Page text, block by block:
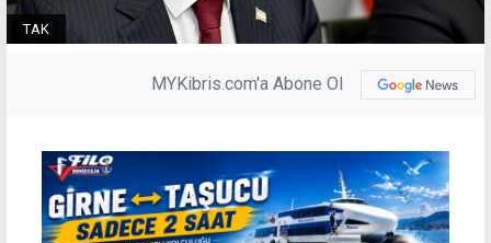
TAK
MYKibris.com'a Abone Ol